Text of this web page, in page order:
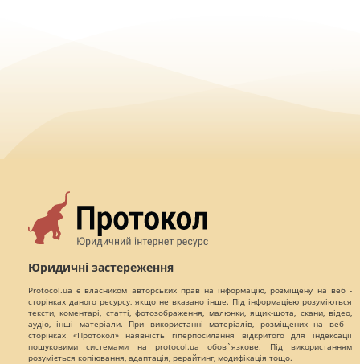
Юридичні застереження
Protocol.ua є власником авторських прав на інформацію, розміщену на веб -
сторінках даного ресурсу, якщо не вказано інше. Під інформацією розуміються
тексти, коментарі, статті, фотозображення, малюнки, ящик-шота, скани, відео,
аудіо, інші матеріали. При використанні матеріалів, розміщених на веб -
сторінках «Протокол» наявність гіперпосилання відкритого для індексації
пошуковими системами на protocol.ua обов`язкове. Під використанням
розуміється копіювання, адаптація, рерайтинг, модифікація тощо.